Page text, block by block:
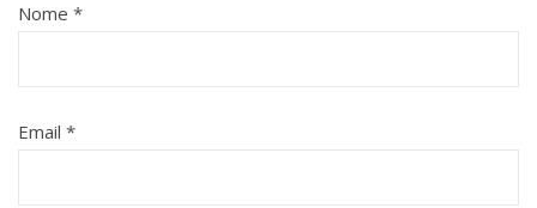
Nome *
Email *